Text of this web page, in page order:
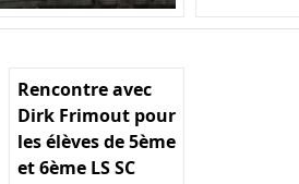
Rencontre avec
Dirk Frimout pour
les élèves de 5ème
et 6ème LS SC